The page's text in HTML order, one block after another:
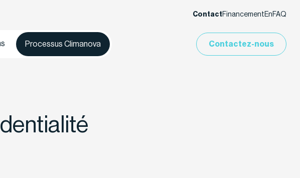
Processus Climanova
Contact Financement En FAQ
Contactez-nous